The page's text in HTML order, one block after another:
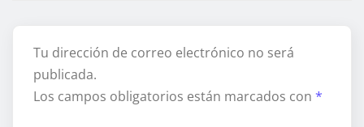
Tu dirección de correo electrónico no será
publicada.
Los campos obligatorios están marcados con *